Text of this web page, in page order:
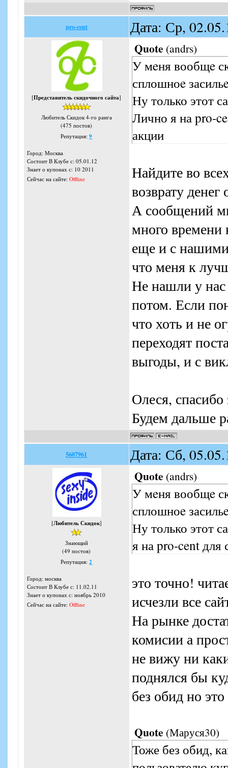
pro-cent Дата: Ср,
[Представитель скидочного сайта]
Любитель Скидок 4-го ранга
(475 постов)
Репутация:9
Город: Москва
Состоит В Клубе с: 05.01.12
Знает о купонах с: 10 2011
Сейчас на сайте: Offline
Quote (andrs)
У мeня вообщe
сплошноe
Ну только этот
Лично я на pro-
акции
Найдите во
возврату
А сообщений
много времени
еще и с нашими
что меня к
Не нашли у нас
потом. Если
что хоть и не
переходят
выгоды, и с
Олеся,
Будем дальше
5607961 Дата: Сб,
[Любитель Скидок]
Знающий
(49 постов)
Репутация:2
Город: москва
Состоит В Клубе с: 11.02.11
Знает о купонах с: ноябрь 2010
Сейчас на сайте: Offline
Quote (andrs)
У мeня вообщe
сплошноe
Ну только этот
я на pro-cent для
это точно!
исчезли все
На рынке
комисии а
не вижу ни
поднялся бы
без обид но
Quote (Маруся30)
Тоже без обид,